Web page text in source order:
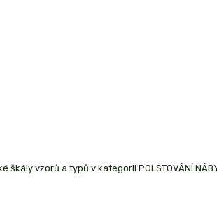
vzorů a typů v kategorii POLSTOVÁNÍ